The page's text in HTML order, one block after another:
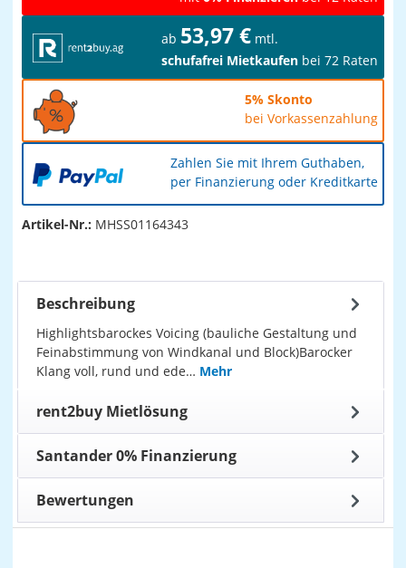
ab 53,97 € mtl.
schufafrei Mietkaufen bei 72 Raten
5% Skonto
bei Vorkassenzahlung
Zahlen Sie mit Ihrem Guthaben,
per Finanzierung oder Kreditkarte
Artikel-Nr.: MHSS01164343
Beschreibung
Highlightsbarockes Voicing (bauliche Gestaltung und
Feinabstimmung von Windkanal und Block)Barocker
Klang voll, rund und ede… Mehr
rent2buy Mietlösung
Santander 0% Finanzierung
Bewertungen